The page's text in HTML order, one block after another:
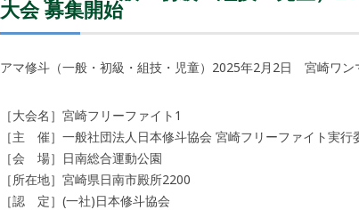
大会 募集開始
アマ修斗（一般・初級・組技・児童）2025年2月2日 宮崎ワン
［大会名］宮崎フリーファイト1
［主 催］一般社団法人日本修斗協会 宮崎フリーファイト実行
［会 場］日南総合運動公園
［所在地］宮崎県日南市殿所2200
［認 定］(一社)日本修斗協会